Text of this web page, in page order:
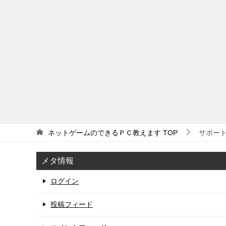
ネットゲームのできるＰＣ教えます TOP サポー
メタ情報
ログイン
投稿フィード